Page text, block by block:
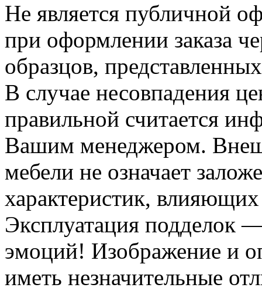
Не является публичной
при оформлении заказа
образцов,
В случае несовпадения
правильной считается
Вашим менеджером.
мебели не означает
характеристик, влияющих
Эксплуатация подделок
эмоций! Изображение и
иметь незначительные